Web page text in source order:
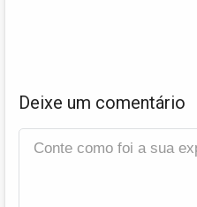
Deixe um comentário